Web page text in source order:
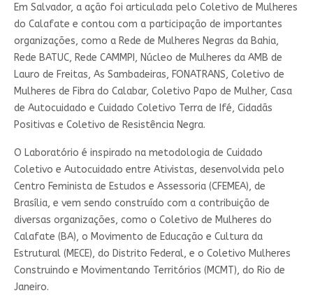
Em Salvador, a ação foi articulada pelo Coletivo de Mulheres
do Calafate e contou com a participação de importantes
organizações, como a Rede de Mulheres Negras da Bahia,
Rede BATUC, Rede CAMMPI, Núcleo de Mulheres da AMB de
Lauro de Freitas, As Sambadeiras, FONATRANS, Coletivo de
Mulheres de Fibra do Calabar, Coletivo Papo de Mulher, Casa
de Autocuidado e Cuidado Coletivo Terra de Ifé, Cidadãs
Positivas e Coletivo de Resistência Negra.
O Laboratório é inspirado na metodologia de Cuidado
Coletivo e Autocuidado entre Ativistas, desenvolvida pelo
Centro Feminista de Estudos e Assessoria (CFEMEA), de
Brasília, e vem sendo construído com a contribuição de
diversas organizações, como o Coletivo de Mulheres do
Calafate (BA), o Movimento de Educação e Cultura da
Estrutural (MECE), do Distrito Federal, e o Coletivo Mulheres
Construindo e Movimentando Territórios (MCMT), do Rio de
Janeiro.